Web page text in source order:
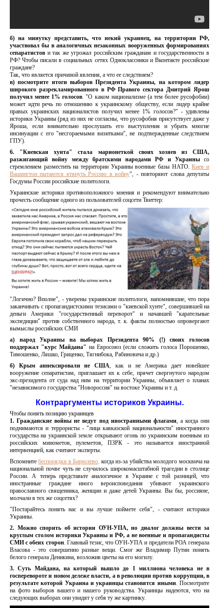
б) на минутку представить, что некий украинец, на территории РФ,
участвовал бы в аналогичных незаконных вооруженных формированиях
сепаратистов и так же угрожал российским гражданам и государственности в
РФ? Чтобы писали в социальных сетях Одноклассники и Вконтакте российские
граждане?
Так, что является причиной явления, а что ее следствием?
в) посмотрите итоги выборов Президента Украины, на котором лидер
широкого разрекламированного в РФ Правого сектора Дмитрий Ярош
получил менее 1% голосов . "О каком национализме (а тем более русофобии)
может идти речь по отношению к украинскому обществу, если лидер крайне
правых украинских националистов получил менее 1% голосов?" - удивлены
историки Украины (ряд из них не согласны, что русофобия присутствует даже у
Яроша, если внимательно прослушать его выступления и убрать многие
инсинуации с его "несгораемыми визитками", не подтвержденные следствием
ГПУ).
6. "Киевская хунта" стала марионеткой своих хозяев из США,
разжигающий войну между братскими народами РФ и Украинысо
стремлением разместить на территории Украины военные базы НАТО.Киев и
Вашингтон пытаются втянуть Россию в войну", - повторяют слова депутаты
Госдумы России российские политологи.
Украинские историки противоположного мнения и рекомендуют внимательно
прочесть сообщение одного из пользователей соцсети Твиттер:
"Логично? Вполне", - уверены украинские политологи, напомнившие, что пора
заканчивать с пропагандистскими тезисами о "киевской хунте", совершившей на
деньги Америки "государственный переворот" и начавшей "карательные
экспедиции" против собственного народа, т. к. факты полностью опровергают
вымыслы российских СМИ
а) народ Украины на выборах Президента 90% (!) своих голосов
поддержал "курс Майдана" на Евросоюз (если сложить голоса Порошенко,
Тимошенко, Ляшко, Гриценко, Тягнибока, Рабиновича и др.)
б) Крым аннексировали не США, как и не Америка дает новейшее
вооружение сепаратистам, приглашает их к себе, прячет свергнутого народом
экс-президента от суда над ним на территории Украины, объявляет о планах
"независимого государства "Новороссия" на востоке Украины и т. д.
Контраргументы историков Украины.
Чтобы понять позицию украинцев
1. Гражданские войны не ведут под иностранными флагами, а когда они
поднимаются и террористы - "лица кавказской национальности" иностранного
государства на украинской земле открывают огонь по украинским военным из
российских минометов, пулеметов, ПЗРК - это называется иностранной
интервенцией, как считают эксперты.
Вспомнитебеспорядки в Бирюлево, когда из-за убийства молодого москвича на
национальной почве чуть не случилось широкомасштабной трагедии в столице
России. А теперь представьте аналогичное в Украине с той разницей, что
иностранные граждане иного вероисповедания убивают украинского
православного священника, женщин и даже детей Украины. Вы бы, россияне,
молчали в тех же соцсетях?
"Постарайтесь понять нас и вы лучше поймете себя", - считают историки
Украины.
2. Можно спорить об истории ОУН-УПА, но диалог должны вести за
круглым столом историки Украины и РФ, а не военные и пропагандисты
СМИ с обеих сторон. Главный тезис, что ОУН-УПА и предатели РОА генерала
Власова - это совершенно разные вещи. Смог же Владимир Путин понять
белого генерала Деникина, возложив цветы на его могилу.
3. Суть Майдана, на который вышло до 1 миллиона человека не в
госперевороте и новом дележе власти, а в революции против коррупции, в
результате которой Украина и украинцы становятся иными. Посмотрите
на фото выборов вашего и нашего руководства. Украинцы надеются, что на
следующих выборах они увидят у себя ту же картинку.